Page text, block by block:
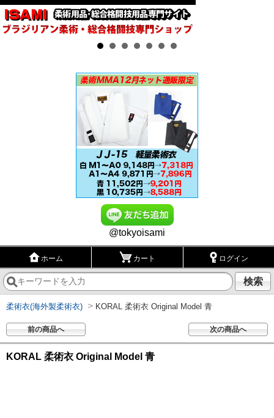
@tokyoisami
ホーム カート ログイン
検索
柔術衣(海外製柔術衣) > KORAL 柔術衣 Original Model 青
前の商品へ 次の商品へ
KORAL 柔術衣 Original Model 青